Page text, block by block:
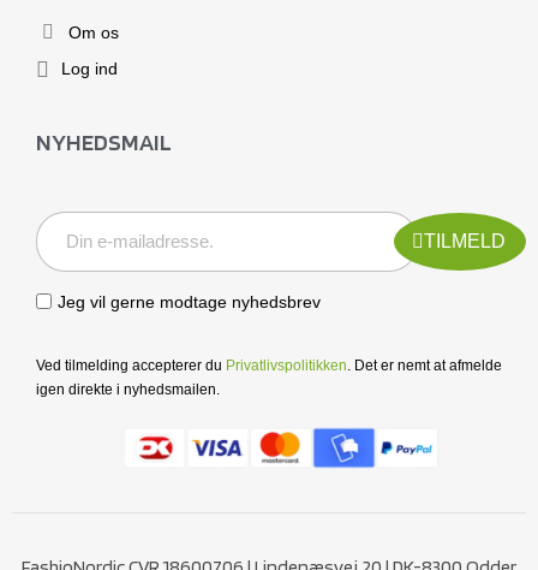
Om os
Log ind
NYHEDSMAIL
TILMELD
Jeg vil gerne modtage nyhedsbrev
Ved tilmelding accepterer du Privatlivspolitikken . Det er nemt at afmelde
igen direkte i nyhedsmailen.